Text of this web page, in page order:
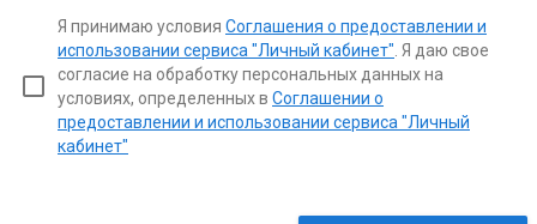
check_box_outline_blank
Я принимаю условия Соглашения о предоставлении и
использовании сервиса "Личный кабинет" . Я даю свое
согласие на обработку персональных данных на
условиях, определенных в Соглашении о
предоставлении и использовании сервиса "Личный
кабинет"
В личном кабинет абонента